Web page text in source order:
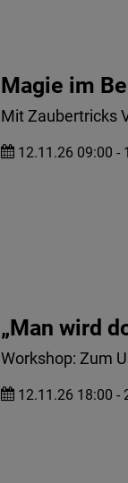
Magie im
Mit Zaubertricks
12.11.26 09:00 -
„Man wird
Workshop: Zum
12.11.26 18:00 -